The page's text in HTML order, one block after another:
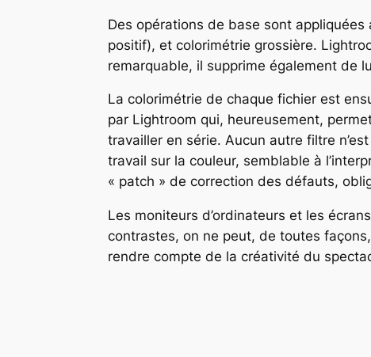
Des opérations de base sont
positif), et colorimétrie grossière.
remarquable, il supprime également de
La colorimétrie de chaque fichier est
par Lightroom qui, heureusement,
travailler en série. Aucun autre filtre
travail sur la couleur, semblable à
« patch » de correction des défauts,
Les moniteurs d’ordinateurs et les
contrastes, on ne peut, de toutes
rendre compte de la créativité du